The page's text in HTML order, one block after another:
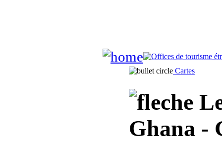
Cartes
Ghana -